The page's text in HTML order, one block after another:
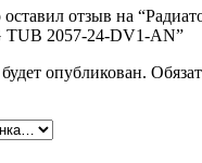
отзыв на
TUB 2057-24-DV1-AN”
опубликован.